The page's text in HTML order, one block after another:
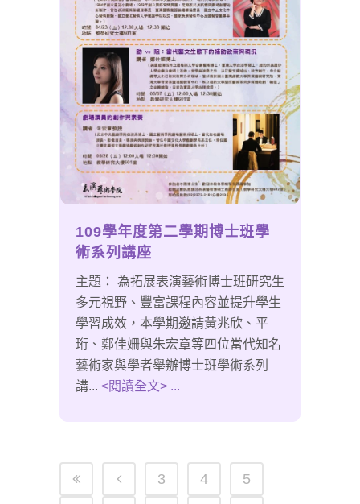
109學年度第二學期博士班學
術系列講座
主題： 為拓展表演藝術博士班研究生
多元視野、豐富課程內容並提升學生
學習成效，本學期邀請黃兆欣、平
珩、鄭佳姍與朱宏章等四位當代知名
藝術家與學者舉辦博士班學術系列
講... <閱讀全文> ...
3 4 5